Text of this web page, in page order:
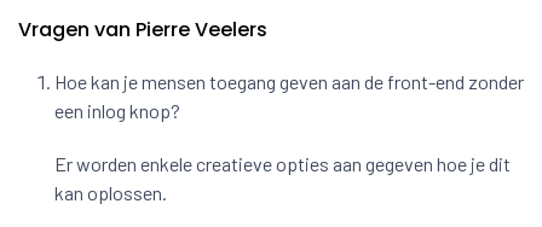
Vragen van Pierre Veelers
Hoe kan je mensen toegang geven aan de front-end zonder
een inlog knop?
Er worden enkele creatieve opties aan gegeven hoe je dit
kan oplossen.